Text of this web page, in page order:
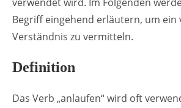
Begriff eingehend erläutern, um ein
Verständnis zu vermitteln.
Definition
Das Verb „anlaufen“ wird oft